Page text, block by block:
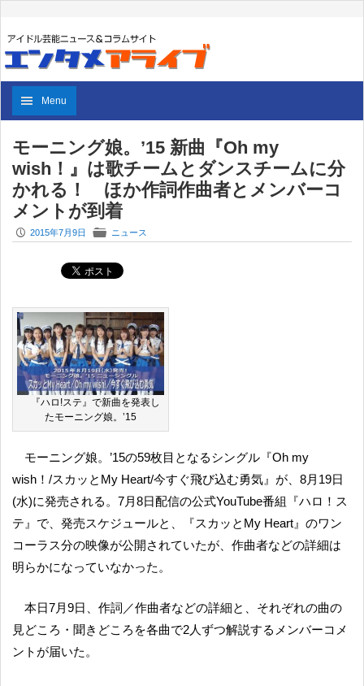
Menu
モーニング娘。’15 新曲『Oh my
wish！』は歌チームとダンスチームに分
かれる！ ほか作詞作曲者とメンバーコ
メントが到着
P 2015年7月9日 F ニュース
『ハロ!ステ』で新曲を発表し
たモーニング娘。’15
モーニング娘。’15の59枚目となるシングル『Oh my
wish！/スカッとMy Heart/今すぐ飛び込む勇気』が、8月19日
(水)に発売される。7月8日配信の公式YouTube番組『ハロ！ス
テ』で、発売スケジュールと、『スカッとMy Heart』のワン
コーラス分の映像が公開されていたが、作曲者などの詳細は
明らかになっていなかった。
本日7月9日、作詞／作曲者などの詳細と、それぞれの曲の
見どころ・聞きどころを各曲で2人ずつ解説するメンバーコメ
ントが届いた。